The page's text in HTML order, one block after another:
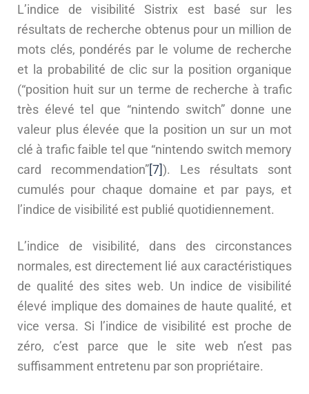
L’indice de visibilité Sistrix est basé sur les
résultats de recherche obtenus pour un million de
mots clés, pondérés par le volume de recherche
et la probabilité de clic sur la position organique
(“position huit sur un terme de recherche à trafic
très élevé tel que “nintendo switch” donne une
valeur plus élevée que la position un sur un mot
clé à trafic faible tel que “nintendo switch memory
card recommendation”[7]). Les résultats sont
cumulés pour chaque domaine et par pays, et
l’indice de visibilité est publié quotidiennement.
L’indice de visibilité, dans des circonstances
normales, est directement lié aux caractéristiques
de qualité des sites web. Un indice de visibilité
élevé implique des domaines de haute qualité, et
vice versa. Si l’indice de visibilité est proche de
zéro, c’est parce que le site web n’est pas
suffisamment entretenu par son propriétaire.